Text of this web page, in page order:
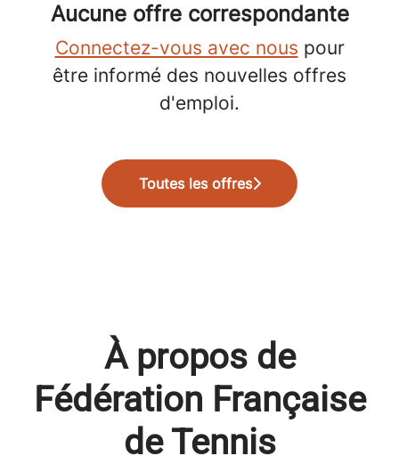
Aucune offre correspondante
Connectez-vous avec nous pour
être informé des nouvelles offres
d'emploi.
Toutes les offres
À propos de
Fédération Française
de Tennis